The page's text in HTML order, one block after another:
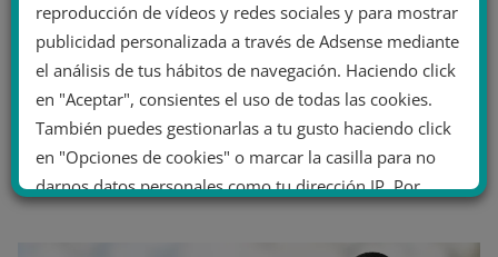
reproducción de vídeos y redes sociales y para mostrar
publicidad personalizada a través de Adsense mediante
el análisis de tus hábitos de navegación. Haciendo click
en "Aceptar", consientes el uso de todas las cookies.
También puedes gestionarlas a tu gusto haciendo click
en "Opciones de cookies" o marcar la casilla para no
darnos datos personales como tu dirección IP. Por